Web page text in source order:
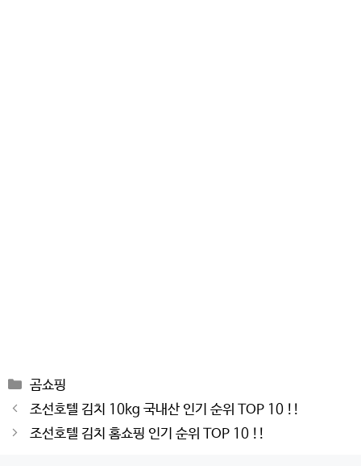
Categories
곰쇼핑
Post
navigation
조선호텔 김치 10kg 국내산 인기 순위 TOP 10 !!
조선호텔 김치 홈쇼핑 인기 순위 TOP 10 !!